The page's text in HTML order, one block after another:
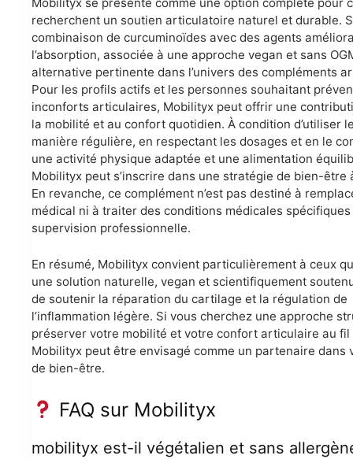
recherchent un soutien articulatoire naturel et durable.
combinaison de curcuminoïdes avec des agents
l’absorption, associée à une approche vegan et sans
alternative pertinente dans l’univers des compléments
Pour les profils actifs et les personnes souhaitant
inconforts articulaires, Mobilityx peut offrir une
la mobilité et au confort quotidien. À condition d’utiliser
manière régulière, en respectant les dosages et en le
une activité physique adaptée et une alimentation
Mobilityx peut s’inscrire dans une stratégie de bien-être
En revanche, ce complément n’est pas destiné à
médical ni à traiter des conditions médicales
supervision professionnelle.
En résumé, Mobilityx convient particulièrement à ceux
une solution naturelle, vegan et scientifiquement
de soutenir la réparation du cartilage et la régulation de
l’inflammation légère. Si vous cherchez une approche
préserver votre mobilité et votre confort articulaire au fil
Mobilityx peut être envisagé comme un partenaire dans
de bien-être.
FAQ sur Mobilityx
mobilityx est-il végétalien et sans